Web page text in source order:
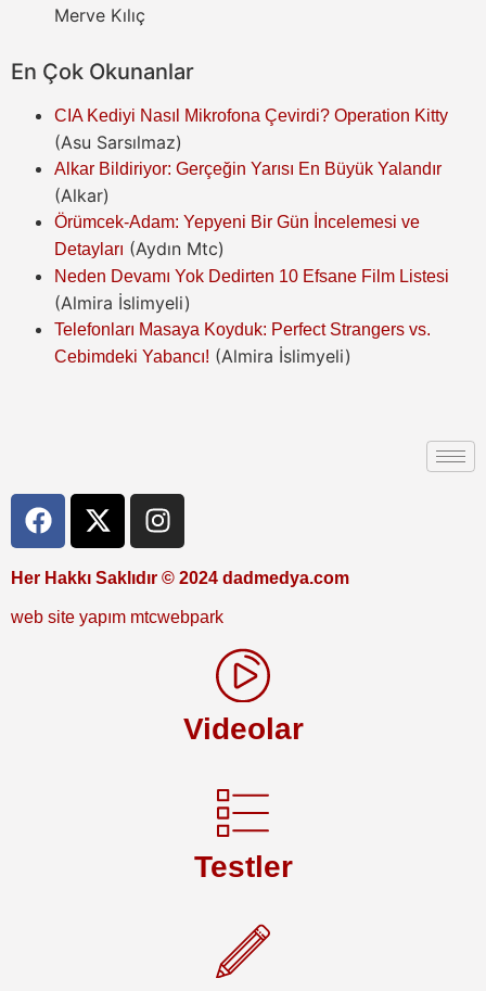
Merve Kılıç
En Çok Okunanlar
CIA Kediyi Nasıl Mikrofona Çevirdi? Operation Kitty
(Asu Sarsılmaz)
Alkar Bildiriyor: Gerçeğin Yarısı En Büyük Yalandır
(Alkar)
Örümcek-Adam: Yepyeni Bir Gün İncelemesi ve
Detayları (Aydın Mtc)
Neden Devamı Yok Dedirten 10 Efsane Film Listesi
(Almira İslimyeli)
Telefonları Masaya Koyduk: Perfect Strangers vs.
Cebimdeki Yabancı! (Almira İslimyeli)
Her Hakkı Saklıdır © 2024 dadmedya.com
web site yapım mtcwebpark
Videolar
Testler